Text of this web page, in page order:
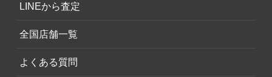
LINEから査定
全国店舗一覧
よくある質問